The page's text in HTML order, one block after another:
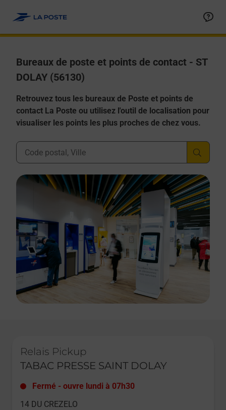
Bureaux de poste et points de contact - ST
DOLAY (56130)
Retrouvez tous les bureaux de Poste et points de
contact La Poste ou utilisez l'outil de localisation pour
visualiser les points les plus proches de chez vous.
Ville, Département, Code Postal
Relais Pickup
TABAC PRESSE SAINT DOLAY
Fermé - ouvre lundi à 07h30
14 DU CREZELO